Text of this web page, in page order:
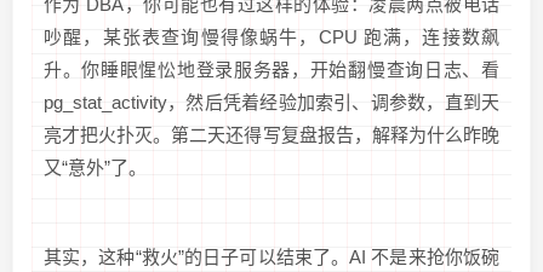
作为 DBA，你可能也有过这样的体验：凌晨两点被电话
吵醒，某张表查询慢得像蜗牛，CPU 跑满，连接数飙
升。你睡眼惺忪地登录服务器，开始翻慢查询日志、看
pg_stat_activity，然后凭着经验加索引、调参数，直到天
亮才把火扑灭。第二天还得写复盘报告，解释为什么昨晚
又“意外”了。
其实，这种“救火”的日子可以结束了。AI 不是来抢你饭碗